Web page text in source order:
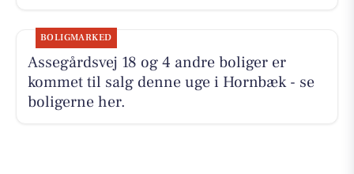
BOLIGMARKED
Assegårdsvej 18 og 4 andre boliger er
kommet til salg denne uge i Hornbæk - se
boligerne her.